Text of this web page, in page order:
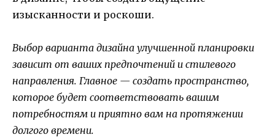
изысканности и роскоши.
Выбор варианта дизайна улучшенной планировки
зависит от ваших предпочтений и стилевого
направления. Главное — создать пространство,
которое будет соответствовать вашим
потребностям и приятно вам на протяжении
долгого времени.